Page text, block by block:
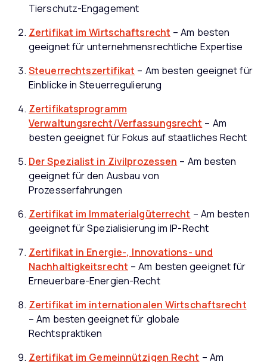
Tierschutz-Engagement
Zertifikat im Wirtschaftsrecht – Am besten
geeignet für unternehmensrechtliche Expertise
Steuerrechtszertifikat – Am besten geeignet für
Einblicke in Steuerregulierung
Zertifikatsprogramm
Verwaltungsrecht/Verfassungsrecht – Am
besten geeignet für Fokus auf staatliches Recht
Der Spezialist in Zivilprozessen – Am besten
geeignet für den Ausbau von
Prozesserfahrungen
Zertifikat im Immaterialgüterrecht – Am besten
geeignet für Spezialisierung im IP-Recht
Zertifikat in Energie-, Innovations- und
Nachhaltigkeitsrecht – Am besten geeignet für
Erneuerbare-Energien-Recht
Zertifikat im internationalen Wirtschaftsrecht
– Am besten geeignet für globale
Rechtspraktiken
Zertifikat im Gemeinnützigen Recht – Am